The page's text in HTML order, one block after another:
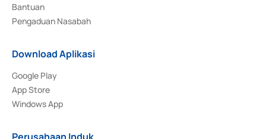
Bantuan
Pengaduan Nasabah
Download Aplikasi
Google Play
App Store
Windows App